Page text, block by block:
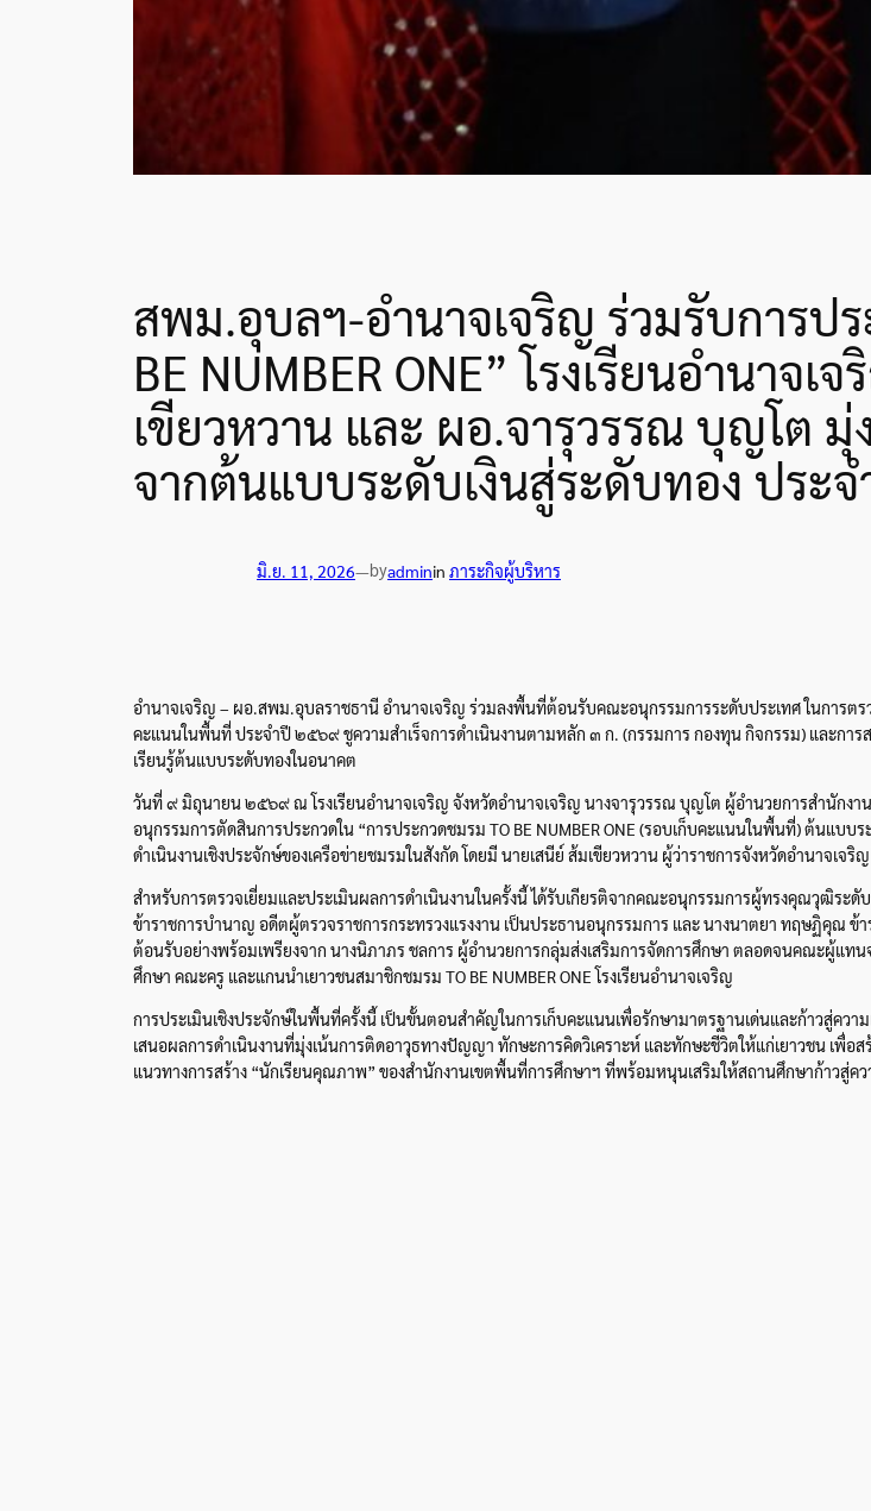
สพม.อุบลฯ-อำนาจเจริญ ร่วมรับการป
BE NUMBER ONE” โรงเรียนอำนาจ
เขียวหวาน และ ผอ.จารุวรรณ บุญโต
จากต้นแบบระดับเงินสู่ระดับทอง ประ
มิ.ย. 11, 2026—byadminin ภาระกิจผู้บริหาร
อำนาจเจริญ – ผอ.สพม.อุบลราชธานี อำนาจเจริญ ร่วมลงพื้นที่ต้อนรับคณะอนุกรรมการระดับประเทศ ในการตรว
คะแนนในพื้นที่ ประจำปี ๒๕๖๙ ชูความสำเร็จการดำเนินงานตามหลัก ๓ ก. (กรรมการ กองทุน กิจกรรม) และกา
เรียนรู้ต้นแบบระดับทองในอนาคต
วันที่ ๙ มิถุนายน ๒๕๖๙ ณ โรงเรียนอำนาจเจริญ จังหวัดอำนาจเจริญ นางจารุวรรณ บุญโต ผู้อำนวยการสำนัก
อนุกรรมการตัดสินการประกวดใน “การประกวดชมรม TO BE NUMBER ONE (รอบเก็บคะแนนในพื้นที่) ต้นแบ
ดำเนินงานเชิงประจักษ์ของเครือข่ายชมรมในสังกัด โดยมี นายเสนีย์ ส้มเขียวหวาน ผู้ว่าราชการจังหวัดอำนาจเจ
สำหรับการตรวจเยี่ยมและประเมินผลการดำเนินงานในครั้งนี้ ได้รับเกียรติจากคณะอนุกรรมการผู้ทรงคุณวุฒิร
ข้าราชการบำนาญ อดีตผู้ตรวจราชการกระทรวงแรงงาน เป็นประธานอนุกรรมการ และ นางนาตยา ทฤษฏิคุณ
ต้อนรับอย่างพร้อมเพรียงจาก นางนิภาภร ชลการ ผู้อำนวยการกลุ่มส่งเสริมการจัดการศึกษา ตลอดจนคณะผู้แ
ศึกษา คณะครู และแกนนำเยาวชนสมาชิกชมรม TO BE NUMBER ONE โรงเรียนอำนาจเจริญ
การประเมินเชิงประจักษ์ในพื้นที่ครั้งนี้ เป็นขั้นตอนสำคัญในการเก็บคะแนนเพื่อรักษามาตรฐานเด่นและก้าวสู่ความ
เสนอผลการดำเนินงานที่มุ่งเน้นการติดอาวุธทางปัญญา ทักษะการคิดวิเคราะห์ และทักษะชีวิตให้แก่เยาวชน เ
แนวทางการสร้าง “นักเรียนคุณภาพ” ของสำนักงานเขตพื้นที่การศึกษาฯ ที่พร้อมหนุนเสริมให้สถานศึกษาก้าวสู่ค